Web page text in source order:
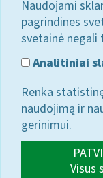
Naudojami
pagrindines
svetainė
Analitiniai
Renka
naudojimą ir
gerinimui.
Visus